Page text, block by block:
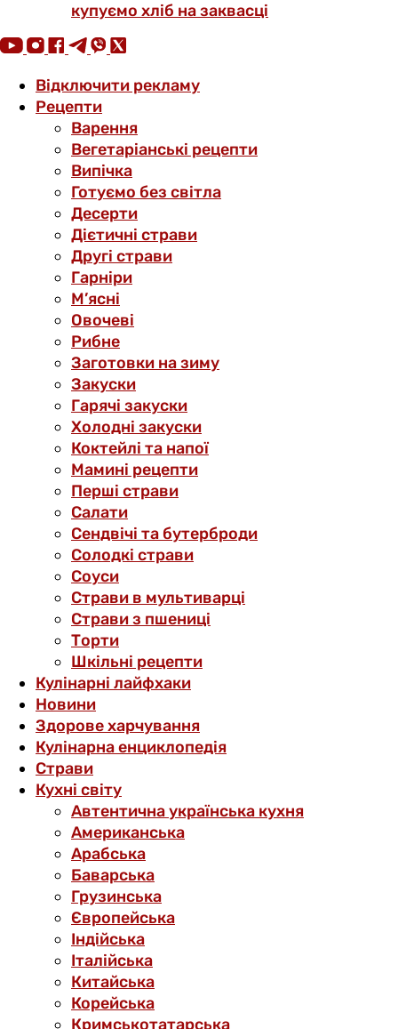
купуємо хліб на заквасці
Відключити рекламу
Рецепти
Варення
Вегетаріанські рецепти
Випічка
Готуємо без світла
Десерти
Дієтичні страви
Другі страви
Гарніри
М’ясні
Овочеві
Рибне
Заготовки на зиму
Закуски
Гарячі закуски
Холодні закуски
Коктейлі та напої
Мамині рецепти
Перші страви
Салати
Сендвічі та бутерброди
Солодкі страви
Соуси
Страви в мультиварці
Страви з пшениці
Торти
Шкільні рецепти
Кулінарні лайфхаки
Новини
Здорове харчування
Кулінарна енциклопедія
Страви
Кухні світу
Автентична українська кухня
Американська
Арабська
Баварська
Грузинська
Європейська
Індійська
Італійська
Китайська
Корейська
Кримськотатарська